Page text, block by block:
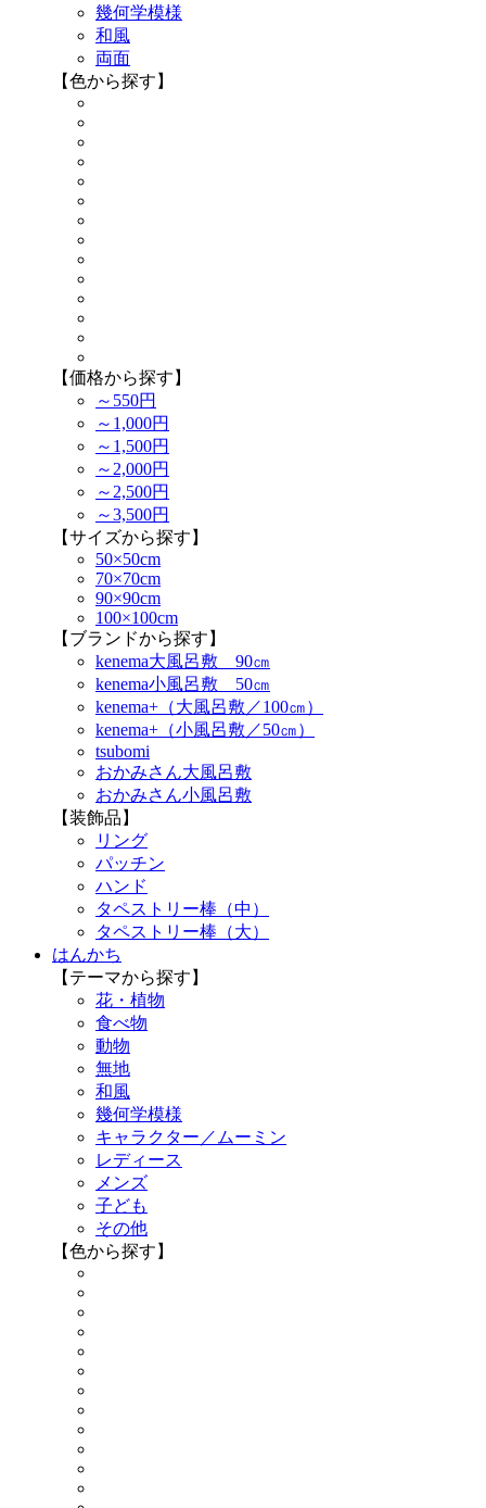
幾何学模様
和風
両面
【色から探す】
【価格から探す】
～550円
～1,000円
～1,500円
～2,000円
～2,500円
～3,500円
【サイズから探す】
50×50cm
70×70cm
90×90cm
100×100cm
【ブランドから探す】
kenema大風呂敷 90㎝
kenema小風呂敷 50㎝
kenema+（大風呂敷／100㎝）
kenema+（小風呂敷／50㎝）
tsubomi
おかみさん大風呂敷
おかみさん小風呂敷
【装飾品】
リング
パッチン
ハンド
タペストリー棒（中）
タペストリー棒（大）
はんかち
【テーマから探す】
花・植物
食べ物
動物
無地
和風
幾何学模様
キャラクター／ムーミン
レディース
メンズ
子ども
その他
【色から探す】